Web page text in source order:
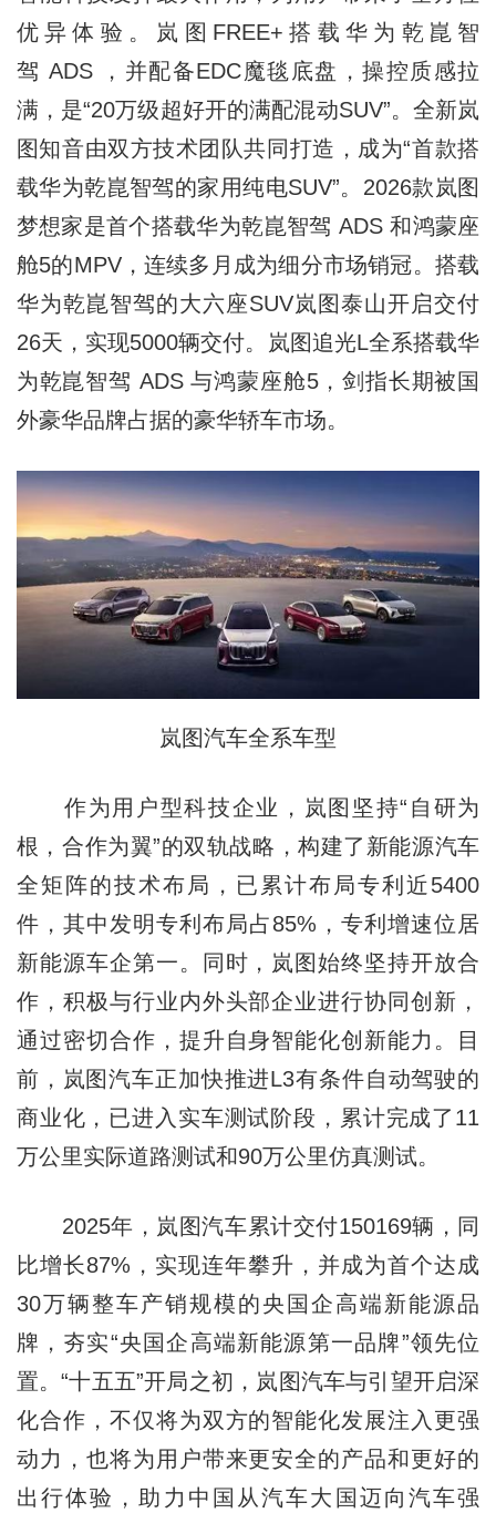
优异体验。岚图FREE+搭载华为乾崑智
驾 ADS ，并配备EDC魔毯底盘，操控质感拉
满，是“20万级超好开的满配混动SUV”。全新岚
图知音由双方技术团队共同打造，成为“首款搭
载华为乾崑智驾的家用纯电SUV”。2026款岚图
梦想家是首个搭载华为乾崑智驾 ADS 和鸿蒙座
舱5的MPV，连续多月成为细分市场销冠。搭载
华为乾崑智驾的大六座SUV岚图泰山开启交付
26天，实现5000辆交付。岚图追光L全系搭载华
为乾崑智驾 ADS 与鸿蒙座舱5，剑指长期被国
外豪华品牌占据的豪华轿车市场。
岚图汽车全系车型
作为用户型科技企业，岚图坚持“自研为
根，合作为翼”的双轨战略，构建了新能源汽车
全矩阵的技术布局，已累计布局专利近5400
件，其中发明专利布局占85%，专利增速位居
新能源车企第一。同时，岚图始终坚持开放合
作，积极与行业内外头部企业进行协同创新，
通过密切合作，提升自身智能化创新能力。目
前，岚图汽车正加快推进L3有条件自动驾驶的
商业化，已进入实车测试阶段，累计完成了11
万公里实际道路测试和90万公里仿真测试。
2025年，岚图汽车累计交付150169辆，同
比增长87%，实现连年攀升，并成为首个达成
30万辆整车产销规模的央国企高端新能源品
牌，夯实“央国企高端新能源第一品牌”领先位
置。“十五五”开局之初，岚图汽车与引望开启深
化合作，不仅将为双方的智能化发展注入更强
动力，也将为用户带来更安全的产品和更好的
出行体验，助力中国从汽车大国迈向汽车强